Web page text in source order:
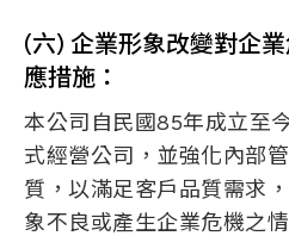
(六) 企業形象改變對企
應措施：
本公司自民國85年成立至
式經營公司，並強化內部
質，以滿足客戶品質需求
象不良或產生企業危機之情